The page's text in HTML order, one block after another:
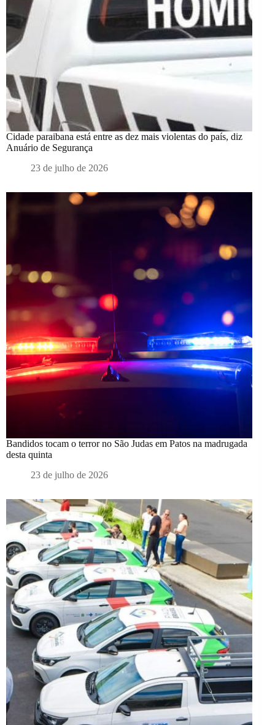
Cidade paraibana está entre as dez mais violentas do país, diz
Anuário de Segurança
23 de julho de 2026
Bandidos tocam o terror no São Judas em Patos na madrugada
desta quinta
23 de julho de 2026